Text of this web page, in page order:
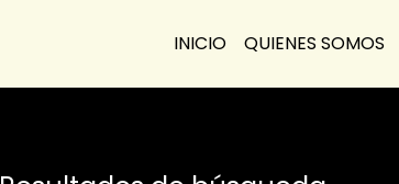
INICIO QUIENES SOMOS